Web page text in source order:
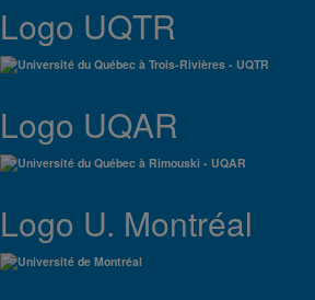
Logo UQTR
Logo UQAR
Logo U. Montréal